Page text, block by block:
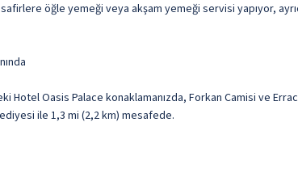
öğle yemeği veya akşam yemeği servisi yapıyor,
Hotel Oasis Palace konaklamanızda, Forkan Camisi ve
ile 1,3 mi (2,2 km) mesafede.